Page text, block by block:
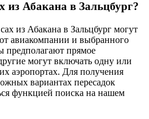
из Абакана в Зальцбург?
из Абакана в Зальцбург могут
авиакомпании и выбранного
предполагают прямое
могут включать одну или
аэропортах. Для получения
вариантах пересадок
функцией поиска на нашем